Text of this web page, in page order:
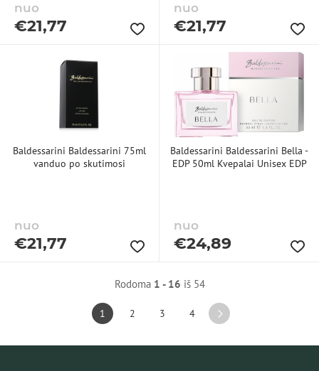
nuo
€21,77
nuo
€21,77
Baldessarini Baldessarini 75ml
vanduo po skutimosi
nuo
€21,77
Baldessarini Baldessarini Bella -
EDP 50ml Kvepalai Unisex EDP
nuo
€24,89
Rodoma 1 - 16 iš 54
1 2 3 4
GAUTI NUOLAIDĄ